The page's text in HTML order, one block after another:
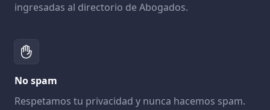
ingresadas al directorio de Abogados.
No spam
Respetamos tu privacidad y nunca hacemos spam.